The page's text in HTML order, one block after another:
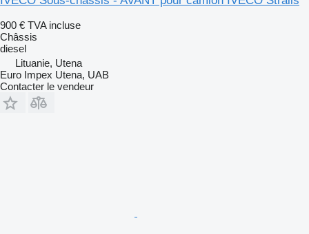
900 € TVA incluse
Châssis
diesel
Lituanie, Utena
Euro Impex Utena, UAB
Contacter le vendeur